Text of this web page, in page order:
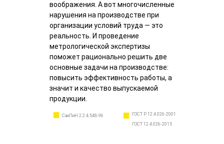
воображения. А вот многочисленные
нарушения на производстве при
организации условий труда — это
реальность. И проведение
метрологической экспертизы
поможет рационально решить две
основные задачи на производстве:
повысить эффективность работы, а
значит и качество выпускаемой
продукции.
ГОСТ Р 12.4.026-2001
СанПиН 2.2.4.548-96
ГОСТ 12.4.026-2015